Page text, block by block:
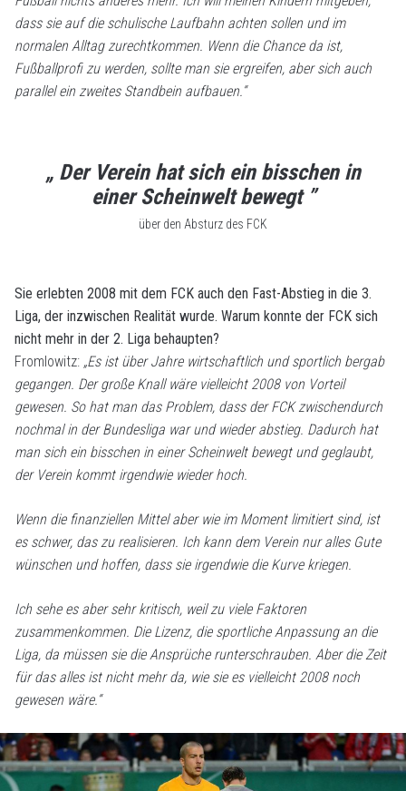
dass sie auf die schulische Laufbahn achten sollen und im
normalen Alltag zurechtkommen. Wenn die Chance da ist,
Fußballprofi zu werden, sollte man sie ergreifen, aber sich auch
parallel ein zweites Standbein aufbauen.“
„ Der Verein hat sich ein bisschen in
einer Scheinwelt bewegt ”
über den Absturz des FCK
Sie erlebten 2008 mit dem FCK auch den Fast-Abstieg in die 3.
Liga, der inzwischen Realität wurde. Warum konnte der FCK sich
nicht mehr in der 2. Liga behaupten?
Fromlowitz: „Es ist über Jahre wirtschaftlich und sportlich bergab
gegangen. Der große Knall wäre vielleicht 2008 von Vorteil
gewesen. So hat man das Problem, dass der FCK zwischendurch
nochmal in der Bundesliga war und wieder abstieg. Dadurch hat
man sich ein bisschen in einer Scheinwelt bewegt und geglaubt,
der Verein kommt irgendwie wieder hoch.
Wenn die finanziellen Mittel aber wie im Moment limitiert sind, ist
es schwer, das zu realisieren. Ich kann dem Verein nur alles Gute
wünschen und hoffen, dass sie irgendwie die Kurve kriegen.
Ich sehe es aber sehr kritisch, weil zu viele Faktoren
zusammenkommen. Die Lizenz, die sportliche Anpassung an die
Liga, da müssen sie die Ansprüche runterschrauben. Aber die Zeit
für das alles ist nicht mehr da, wie sie es vielleicht 2008 noch
gewesen wäre.“